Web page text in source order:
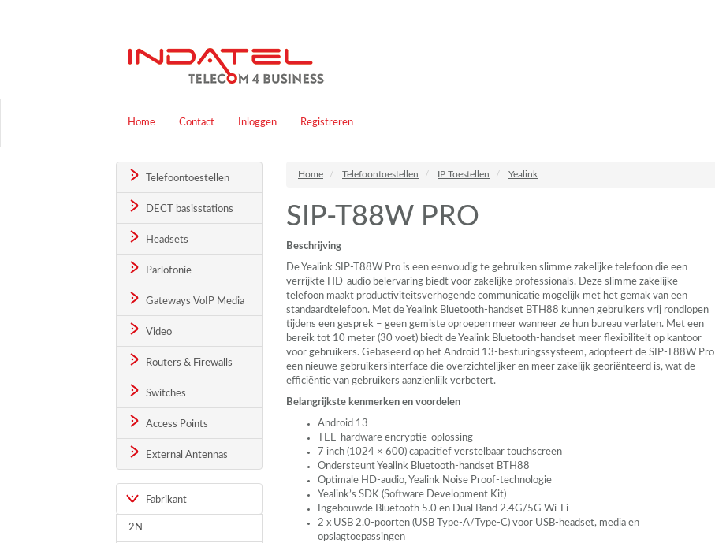
Home Contact Inloggen Registreren
Telefoontoestellen
DECT basisstations
Headsets
Parlofonie
Gateways VoIP Media
Video
Routers & Firewalls
Switches
Access Points
External Antennas
Fabrikant
2N
Home Telefoontoestellen IP Toestellen Yealink
SIP-T88W PRO
Beschrijving
De Yealink SIP-T88W Pro is een eenvoudig te gebruiken slimme zakelijke telefoon die een
verrijkte HD-audio belervaring biedt voor zakelijke professionals. Deze slimme zakelijke
telefoon maakt productiviteitsverhogende communicatie mogelijk met het gemak van een
standaardtelefoon. Met de Yealink Bluetooth-handset BTH88 kunnen gebruikers vrij rondlopen
tijdens een gesprek – geen gemiste oproepen meer wanneer ze hun bureau verlaten. Met een
bereik tot 10 meter (30 voet) biedt de Yealink Bluetooth-handset meer flexibiliteit op kantoor
voor gebruikers. Gebaseerd op het Android 13-besturingssysteem, adopteert de SIP-T88W Pro
een nieuwe gebruikersinterface die overzichtelijker en meer zakelijk georiënteerd is, wat de
efficiëntie van gebruikers aanzienlijk verbetert.
Belangrijkste kenmerken en voordelen
Android 13
TEE-hardware encryptie-oplossing
7 inch (1024 × 600) capacitief verstelbaar touchscreen
Ondersteunt Yealink Bluetooth-handset BTH88
Optimale HD-audio, Yealink Noise Proof-technologie
Yealink’s SDK (Software Development Kit)
Ingebouwde Bluetooth 5.0 en Dual Band 2.4G/5G Wi-Fi
2 x USB 2.0-poorten (USB Type-A/Type-C) voor USB-headset, media en
opslagtoepassingen